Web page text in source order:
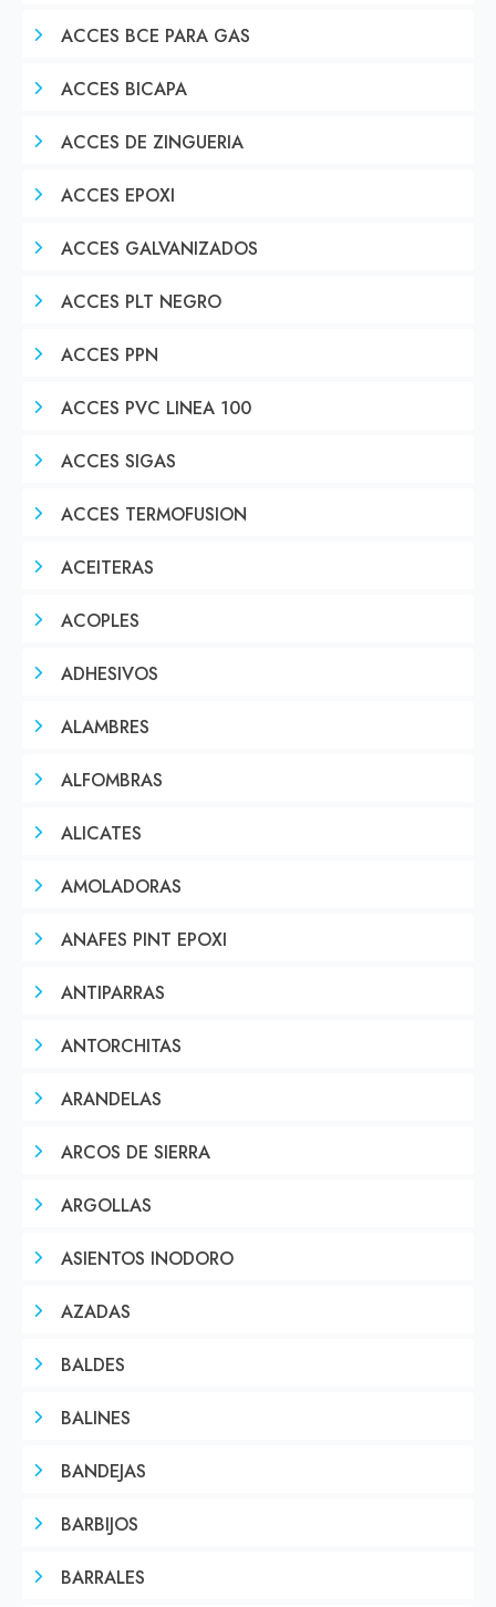
ACCES BCE PARA GAS
ACCES BICAPA
ACCES DE ZINGUERIA
ACCES EPOXI
ACCES GALVANIZADOS
ACCES PLT NEGRO
ACCES PPN
ACCES PVC LINEA 100
ACCES SIGAS
ACCES TERMOFUSION
ACEITERAS
ACOPLES
ADHESIVOS
ALAMBRES
ALFOMBRAS
ALICATES
AMOLADORAS
ANAFES PINT EPOXI
ANTIPARRAS
ANTORCHITAS
ARANDELAS
ARCOS DE SIERRA
ARGOLLAS
ASIENTOS INODORO
AZADAS
BALDES
BALINES
BANDEJAS
BARBIJOS
BARRALES